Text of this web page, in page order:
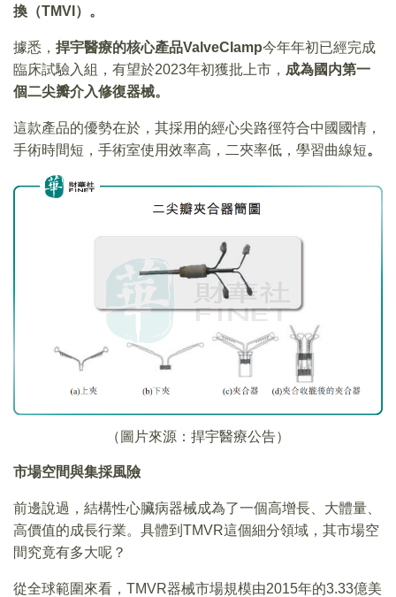
換（TMVI ）。
據悉， 捍宇醫療的核心產品ValveClamp今年年初已經完成
臨床試驗入組，有望於2023年初獲批上市， 成為國内第一
個二尖瓣介入修復器械。
這款產品的優勢在於，其採用的經心尖路徑符合中國國情，
手術時間短，手術室使用效率高，二夾率低，學習曲線短。
（圖片來源：捍宇醫療公告）
市場空間與集採風險
前邊說過，結構性心臟病器械成為了一個高增長、大體量、
高價值的成長行業。具體到TMVR這個細分領域，其市場空
間究竟有多大呢？
從全球範圍來看，TMVR器械市場規模由2015年的3.33億美